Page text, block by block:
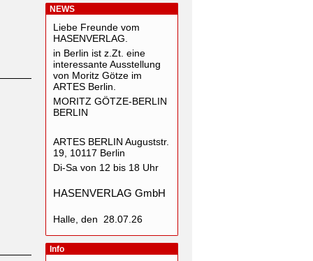
NEWS
Liebe Freunde vom
HASENVERLAG.
in Berlin ist z.Zt. eine
interessante Ausstellung
von Moritz Götze im
ARTES Berlin.
MORITZ GÖTZE-BERLIN
BERLIN
ARTES BERLIN Auguststr.
19, 10117 Berlin
Di-Sa von 12 bis 18 Uhr
HASENVERLAG GmbH
Halle, den 28.07.26
Info